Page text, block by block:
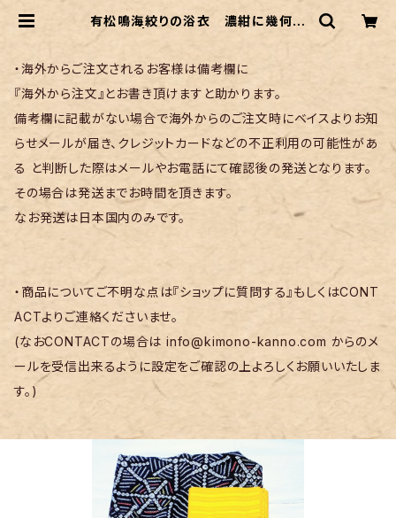
有松鳴海絞りの浴衣 濃紺に幾何学
・海外からご注文されるお客様は備考欄に
『海外から注文』とお書き頂けますと助かります。
備考欄に記載がない場合で海外からのご注文時にベイスよりお知
らせメールが届き、クレジットカードなどの不正利用の可能性があ
る と判断した際はメールやお電話にて確認後の発送となります。
その場合は発送までお時間を頂きます。
なお発送は日本国内のみです。
・商品についてご不明な点は『ショップに質問する』もしくはCONT
ACTよりご連絡くださいませ。
(なおCONTACTの場合はinfo@kimono-kanno.com からのメ
ールを受信出来るように設定をご確認の上よろしくお願いいたしま
す。)